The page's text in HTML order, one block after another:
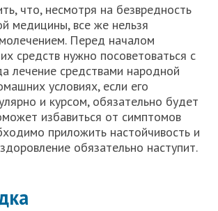
что, несмотря на безвредность
медицины, все же нельзя
Перед началом
средств нужно посоветоваться с
лечение средствами народной
условиях, если его
и курсом, обязательно будет
избавиться от симптомов
приложить настойчивость и
обязательно наступит.